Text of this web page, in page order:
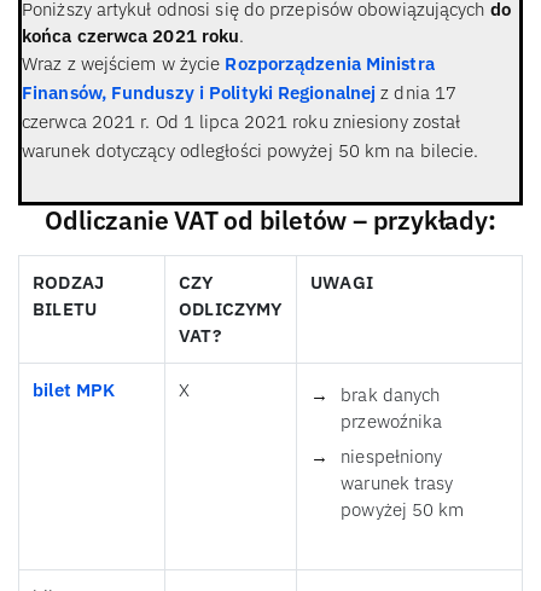
Poniższy artykuł odnosi się do przepisów obowiązujących do
końca czerwca 2021 roku.
Wraz z wejściem w życie Rozporządzenia Ministra
Finansów, Funduszy i Polityki Regionalnejz dnia 17
czerwca 2021 r. Od 1 lipca 2021 roku zniesiony został
warunek dotyczący odległości powyżej 50 km na bilecie.
Odliczanie VAT od biletów – przykłady:
RODZAJ
BILETU
CZY
ODLICZYMY
VAT?
UWAGI
bilet MPK X
brak danych
przewoźnika
niespełniony
warunek trasy
powyżej 50 km